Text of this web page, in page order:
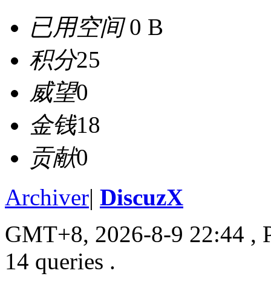
已用空间0 B
积分25
威望0
金钱18
贡献0
Archiver| DiscuzX
GMT+8, 2026-8-9 22:44 ,
14 queries .